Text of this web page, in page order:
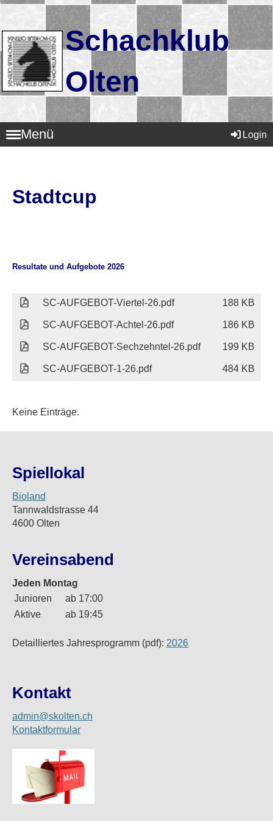
Schachklub
Olten
Menü Login
Stadtcup
Resultate und Aufgebote 2026
SC-AUFGEBOT-Viertel-26.pdf 188 KB
SC-AUFGEBOT-Achtel-26.pdf 186 KB
SC-AUFGEBOT-Sechzehntel-26.pdf 199 KB
SC-AUFGEBOT-1-26.pdf 484 KB
Keine Einträge.
Spiellokal
Bioland
Tannwaldstrasse 44
4600 Olten
Vereinsabend
Jeden Montag
Junioren
ab 17:00
Aktive
ab 19:45
Detailliertes Jahresprogramm (pdf): 2026
Kontakt
admin@skolten.ch
Kontaktformular